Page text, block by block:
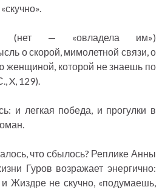
— «овладела им»)
о скорой, мимолетной связи, о
женщиной, которой не знаешь по
X, 129).
и легкая победа, и прогулки в
что сбылось? Реплике Анны
Гуров возражает энергично:
Жиздре не скучно, «подумаешь,